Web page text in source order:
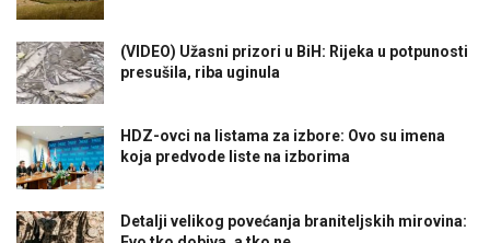
(VIDEO) Užasni prizori u BiH: Rijeka u potpunosti
presušila, riba uginula
HDZ-ovci na listama za izbore: Ovo su imena
koja predvode liste na izborima
Detalji velikog povećanja braniteljskih mirovina: